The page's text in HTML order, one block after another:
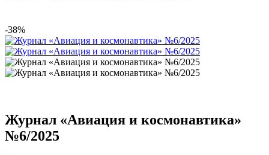
-38%
Журнал «Авиация и космонавтика»
№6/2025